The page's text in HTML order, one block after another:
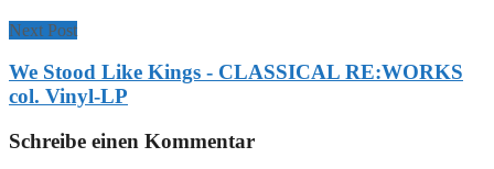
Next Post
We Stood Like Kings - CLASSICAL RE:WORKS
col. Vinyl-LP
Schreibe einen Kommentar